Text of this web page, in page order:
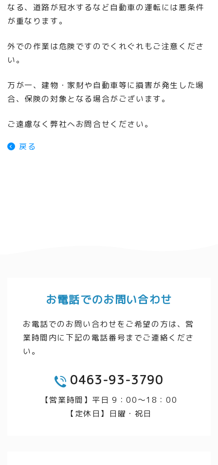
なる、道路が冠水するなど自動車の運転には悪条件
が重なります。
外での作業は危険ですのでくれぐれもご注意くださ
い。
万が一、建物・家財や自動車等に損害が発生した場
合、保険の対象となる場合がございます。
ご遠慮なく弊社へお問合せください。
戻る
お電話でのお問い合わせ
お電話でのお問い合わせをご希望の方は、営
業時間内に下記の電話番号までご連絡くださ
い。
TEL
0463-93-3790
【営業時間】平日 9：00～18：00
【定休日】日曜・祝日